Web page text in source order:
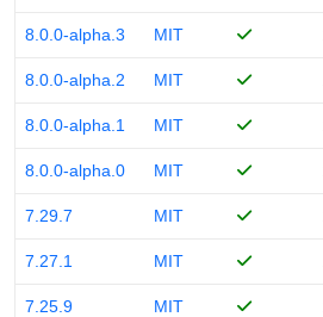
8.0.0-alpha.3 MIT
8.0.0-alpha.2 MIT
8.0.0-alpha.1 MIT
8.0.0-alpha.0 MIT
7.29.7 MIT
7.27.1 MIT
7.25.9 MIT